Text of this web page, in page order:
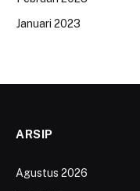
Januari 2023
ARSIP
Agustus 2026